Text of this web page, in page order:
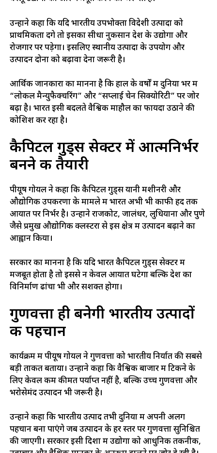
उन्होंने कहा कि यदि भारतीय उपभोक्ता विदेशी उत्पादों को
प्राथमिकता देंगे तो इसका सीधा नुकसान देश के उद्योगों और
रोजगार पर पड़ेगा। इसलिए स्थानीय उत्पादों के उपयोग और
उत्पादन दोनों को बढ़ावा देना जरूरी है।
आर्थिक जानकारों का मानना है कि हाल के वर्षों में दुनिया भर में
“लोकल मैन्युफैक्चरिंग” और “सप्लाई चेन सिक्योरिटी” पर जोर
बढ़ा है। भारत इसी बदलते वैश्विक माहौल का फायदा उठाने की
कोशिश कर रहा है।
कैपिटल गुड्स सेक्टर में आत्मनिर्भर
बनने की तैयारी
पीयूष गोयल ने कहा कि कैपिटल गुड्स यानी मशीनरी और
औद्योगिक उपकरणों के मामले में भारत अभी भी काफी हद तक
आयात पर निर्भर है। उन्होंने राजकोट, जालंधर, लुधियाना और पुणे
जैसे प्रमुख औद्योगिक क्लस्टरों से इस क्षेत्र में उत्पादन बढ़ाने का
आह्वान किया।
सरकार का मानना है कि यदि भारत कैपिटल गुड्स सेक्टर में
मजबूत होता है तो इससे न केवल आयात घटेगा बल्कि देश का
विनिर्माण ढांचा भी और सशक्त होगा।
गुणवत्ता ही बनेगी भारतीय उत्पादों
की पहचान
कार्यक्रम में पीयूष गोयल ने गुणवत्ता को भारतीय निर्यात की सबसे
बड़ी ताकत बताया। उन्होंने कहा कि वैश्विक बाजार में टिकने के
लिए केवल कम कीमत पर्याप्त नहीं है, बल्कि उच्च गुणवत्ता और
भरोसेमंद उत्पादन भी जरूरी है।
उन्होंने कहा कि भारतीय उत्पाद तभी दुनिया में अपनी अलग
पहचान बना पाएंगे जब उत्पादन के हर स्तर पर गुणवत्ता सुनिश्चित
की जाएगी। सरकार इसी दिशा में उद्योगों को आधुनिक तकनीक,